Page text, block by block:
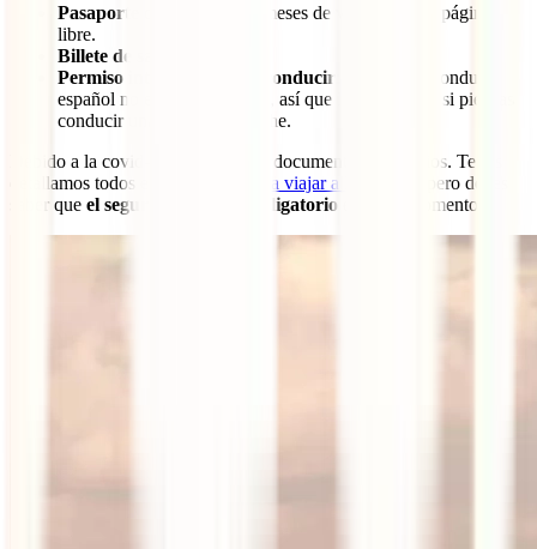
Pasaporte
con al menos 6 meses de validez y una página
libre.
Billete de salida
Permiso internacional de conducir
: el carné de conducir
español no es válido en Bali, así que lo necesitarás si piensas
conducir una moto o un coche.
Debido a la covid-19 existen otros documentos necesarios. Te los
detallamos todos en
Requisitos para viajar a Indonesia
, pero debes
saber que el seguro de viaje es obligatorio en estos momentos.